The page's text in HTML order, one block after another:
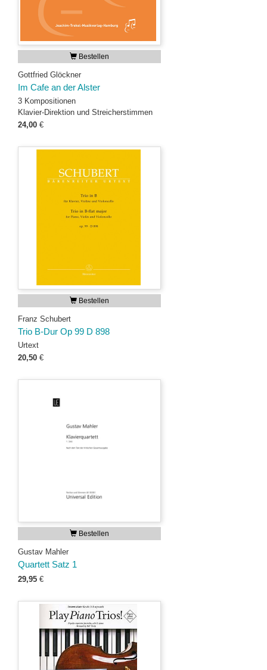
Bestellen
Gottfried Glöckner
Im Cafe an der Alster
3 Kompositionen
Klavier-Direktion und Streicherstimmen
24,00 €
Bestellen
Franz Schubert
Trio B-Dur Op 99 D 898
Urtext
20,50 €
Bestellen
Gustav Mahler
Quartett Satz 1
29,95 €